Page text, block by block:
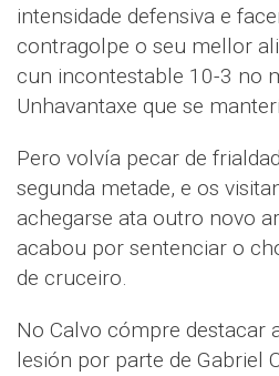
intensidade defensiva e
contragolpe o seu mellor
cun incontestable 10-3 no
Unhavantaxe que se
Pero volvía pecar de
segunda metade, e os
achegarse ata outro novo
acabou por sentenciar o
de cruceiro.
No Calvo cómpre destacar
lesión por parte de Gabriel